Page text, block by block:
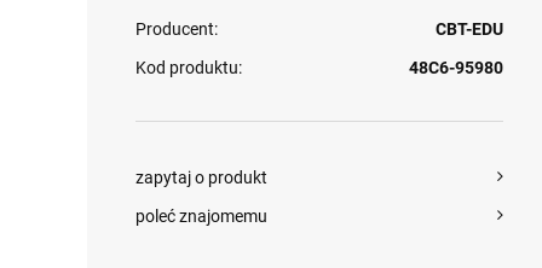
Producent:
CBT-EDU
Kod produktu:
48C6-95980
zapytaj o produkt
poleć znajomemu